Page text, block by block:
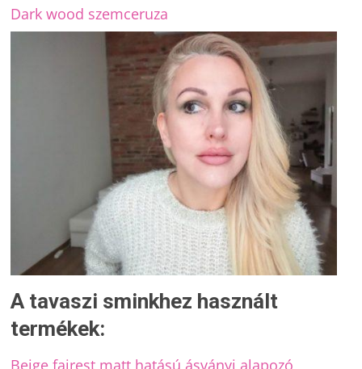
Dark wood szemceruza
A tavaszi sminkhez használt
termékek: